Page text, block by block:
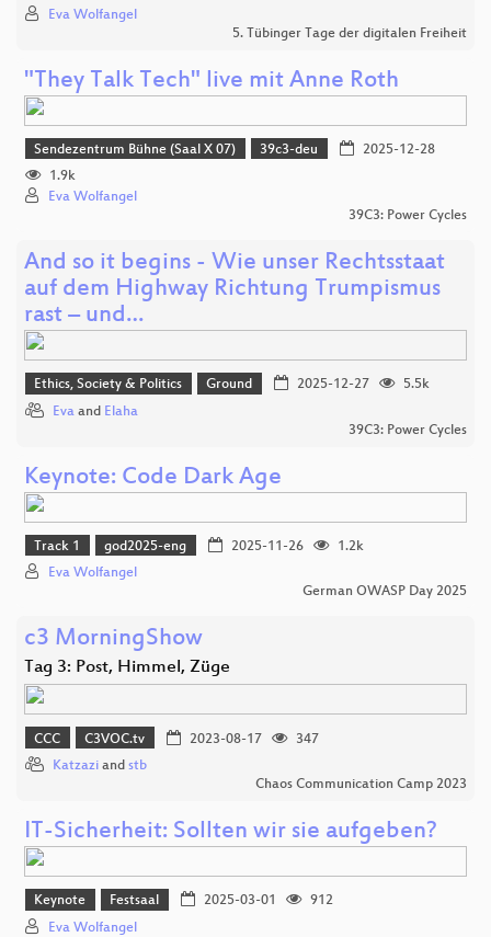
Eva Wolfangel
5. Tübinger Tage der digitalen Freiheit
"They Talk Tech" live mit Anne Roth
Sendezentrum Bühne (Saal X 07) 39c3-deu
2025-12-28
1.9k
Eva Wolfangel
39C3: Power Cycles
And so it begins - Wie unser Rechtsstaat
auf dem Highway Richtung Trumpismus
rast – und…
Ethics, Society & Politics Ground 2025-12-27
5.5k
Eva and Elaha
39C3: Power Cycles
Keynote: Code Dark Age
Track 1 god2025-eng 2025-11-26
1.2k
Eva Wolfangel
German OWASP Day 2025
c3 MorningShow
Tag 3: Post, Himmel, Züge
CCC C3VOC.tv 2023-08-17
347
Katzazi and stb
Chaos Communication Camp 2023
IT-Sicherheit: Sollten wir sie aufgeben?
Keynote Festsaal 2025-03-01
912
Eva Wolfangel